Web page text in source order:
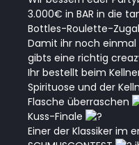
3.000€ in BAR in die
Bottles-Roulette-
Damit ihr noch
gibts eine richtig
Ihr bestellt beim
Spirituose und der
Flasche überraschen
Kuss-Finale
Einer der Klassiker im